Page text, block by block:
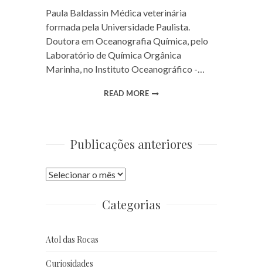
Paula Baldassin Médica veterinária
formada pela Universidade Paulista.
Doutora em Oceanografia Química, pelo
Laboratório de Química Orgânica
Marinha, no Instituto Oceanográfico -…
READ MORE
Publicações anteriores
Publicações
Categorias
Atol das Rocas
Curiosidades